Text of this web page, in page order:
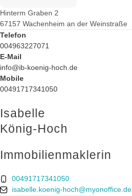
Hinterm Graben 2
67157 Wachenheim an der Weinstraße
Telefon
004963227071
E-Mail
info@ib-koenig-hoch.de
Mobile
00491717341050
Isabelle
König-Hoch
Immobilienmaklerin
00491717341050
isabelle.koenig-hoch@myonoffice.de